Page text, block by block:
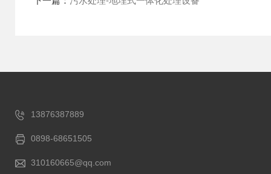
13876387889
0898-68651505
310160665@qq.com